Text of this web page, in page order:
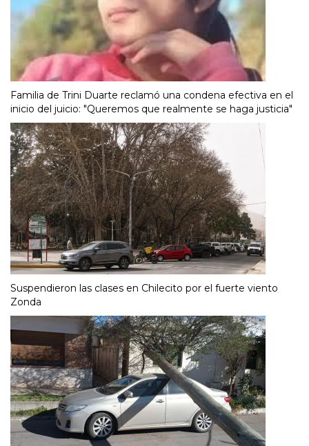
Familia de Trini Duarte reclamó una condena efectiva en el
inicio del juicio: "Queremos que realmente se haga justicia"
Suspendieron las clases en Chilecito por el fuerte viento
Zonda